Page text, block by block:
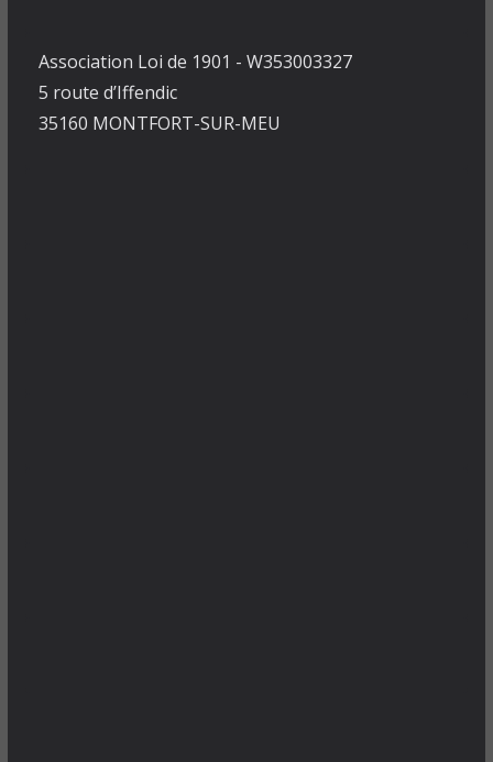
Association Loi de 1901 - W353003327
5 route d’Iffendic
35160 MONTFORT-SUR-MEU